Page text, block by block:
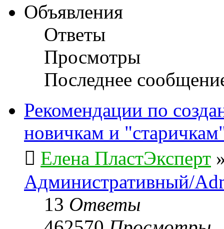
Объявления
Ответы
Просмотры
Последнее
Рекомендации по
новичкам и
Елена ПластЭксперт
Административный/
13 Ответы